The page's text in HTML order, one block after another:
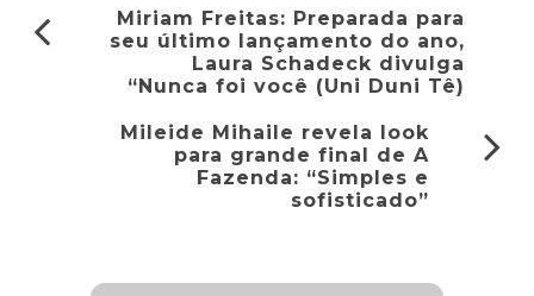
Miriam Freitas: Preparada para
seu último lançamento do ano,
Laura Schadeck divulga
“Nunca foi você (Uni Duni Tê)
Mileide Mihaile revela look
para grande final de A
Fazenda: “Simples e
sofisticado”